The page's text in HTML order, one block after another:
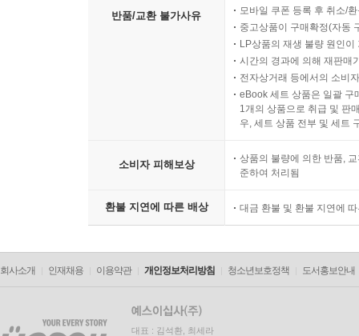
반품/교환 불가사유
모바일 쿠폰 등록 후 취소/
중고상품이 구매확정(자동
LP상품의 재생 불량 원인
시간의 경과에 의해 재판매
전자상거래 등에서의 소비
eBook 세트 상품은 일괄 구
1개의 상품으로 취급 및 판
우, 세트 상품 전부 및 세트
소비자 피해보상
상품의 불량에 의한 반품,
준하여 처리됨
환불 지연에 따른 배상 대금 환불 및 환불 지연에
회사소개 인재채용 이용약관 개인정보처리방침 청소년보호정책 도서홍보안내
대표 : 김석환, 최세라